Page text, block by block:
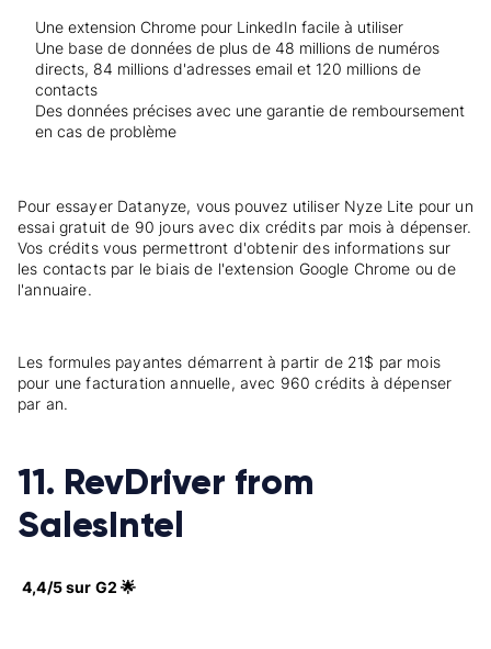
Une extension Chrome pour LinkedIn facile à utiliser
Une base de données de plus de 48 millions de numéros
directs, 84 millions d'adresses email et 120 millions de
contacts
Des données précises avec une garantie de remboursement
en cas de problème
Pour essayer Datanyze, vous pouvez utiliser Nyze Lite pour un
essai gratuit de 90 jours avec dix crédits par mois à dépenser.
Vos crédits vous permettront d'obtenir des informations sur
les contacts par le biais de l'extension Google Chrome ou de
l'annuaire.
Les formules payantes démarrent à partir de 21$ par mois
pour une facturation annuelle, avec 960 crédits à dépenser
par an.
11. RevDriver from
SalesIntel
4,4/5 sur G2 🌟